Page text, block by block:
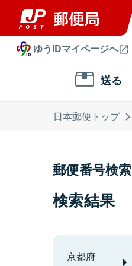
ゆうIDマイページへ
送る
日本郵便トップ
郵便番号検索
検索結果
京都府